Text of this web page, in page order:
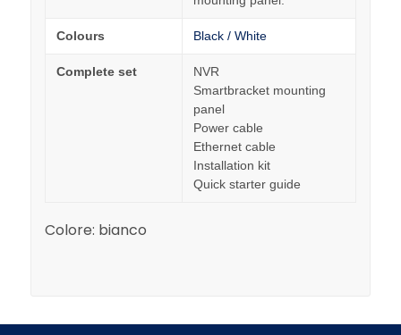
Colours Black / White
Complete set
NVR
Smartbracket mounting
panel
Power cable
Ethernet cable
Installation kit
Quick starter guide
Colore: bianco